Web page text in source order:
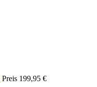
Preis 199,95 €